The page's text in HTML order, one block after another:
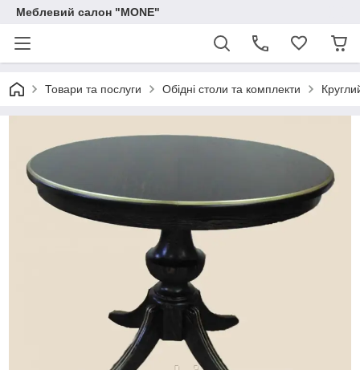
Меблевий салон "MONE"
Товари та послуги Обідні столи та комплекти